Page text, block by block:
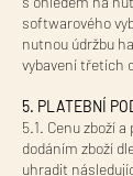
softwarového
nutnou údržbu
vybavení třetích
5. PLATEBNÍ
5.1. Cenu zboží
dodáním zboží
uhradit